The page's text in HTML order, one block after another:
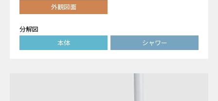
外観図面
分解図
本体
シャワー